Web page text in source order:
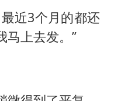
近3个月的都还
马上去发。”